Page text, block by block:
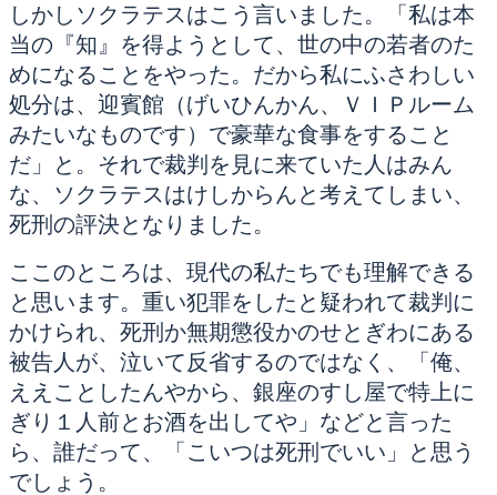
しかしソクラテスはこう言いました。「私は本
当の『知』を得ようとして、世の中の若者のた
めになることをやった。だから私にふさわしい
処分は、迎賓館（げいひんかん、ＶＩＰルーム
みたいなものです）で豪華な食事をすること
だ」と。それで裁判を見に来ていた人はみん
な、ソクラテスはけしからんと考えてしまい、
死刑の評決となりました。
ここのところは、現代の私たちでも理解できる
と思います。重い犯罪をしたと疑われて裁判に
かけられ、死刑か無期懲役かのせとぎわにある
被告人が、泣いて反省するのではなく、「俺、
ええことしたんやから、銀座のすし屋で特上に
ぎり１人前とお酒を出してや」などと言った
ら、誰だって、「こいつは死刑でいい」と思う
でしょう。